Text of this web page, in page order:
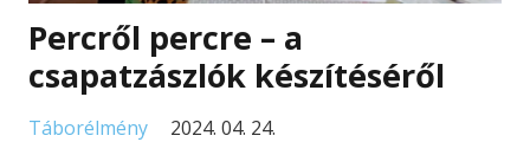
Percről percre – a
csapatzászlók készítéséről
Táborélmény
2024. 04. 24.